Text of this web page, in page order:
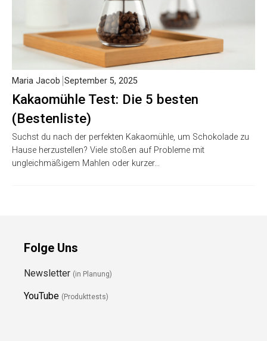
Kakaomühle Test: Die 5 besten
(Bestenliste)
Maria Jacob September 5, 2025
Suchst du nach der perfekten Kakaomühle, um Schokolade zu
Hause herzustellen? Viele stoßen auf Probleme mit
ungleichmäßigem Mahlen oder kurzer…
Folge Uns
Newsletter (in Planung)
YouTube (Produkttests)